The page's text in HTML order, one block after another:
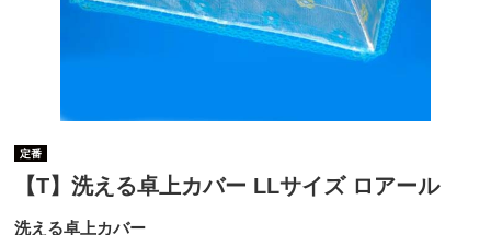
定番
【T】洗える卓上カバー LLサイズ ロアール
洗える卓上カバー